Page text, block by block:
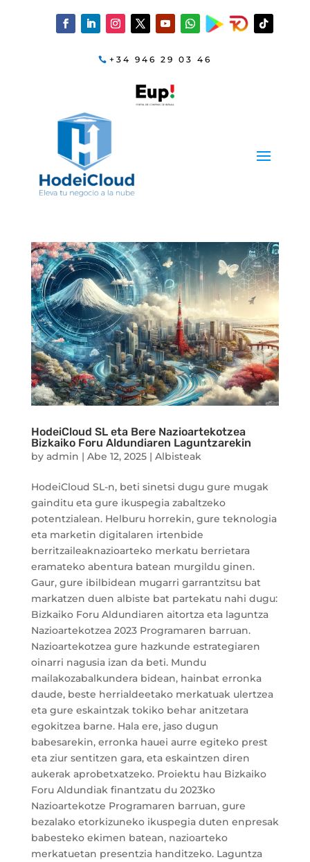
+34 946 29 03 46
HodeiCloud SL eta Bere Nazioartekotzea
Bizkaiko Foru Aldundiaren Laguntzarekin
by admin | Abe 12, 2025| Albisteak
HodeiCloud SL-n, beti sinetsi dugu gure mugak
gainditu eta gure ikuspegia zabaltzeko
potentzialean. Helburu horrekin, gure teknologia
eta marketin digitalaren irtenbide
berritzaileaknazioarteko merkatu berrietara
eramateko abentura batean murgildu ginen.
Gaur, gure ibilbidean mugarri garrantzitsu bat
markatzen duen albiste bat partekatu nahi dugu:
Bizkaiko Foru Aldundiaren aitortza eta laguntza
Nazioartekotzea 2023 Programaren barruan.
Nazioartekotzea gure hazkunde estrategiaren
oinarri nagusia izan da beti. Mundu
mailakozabalkundera bidean, hainbat erronka
daude, beste herrialdeetako merkatuak ulertzea
eta gure eskaintzak tokiko behar anitzetara
egokitzea barne. Hala ere, jaso dugun
babesarekin, erronka hauei aurre egiteko prest
eta ziur sentitzen gara, eta eskaintzen diren
aukerak aprobetxatzeko. Proiektu hau Bizkaiko
Foru Aldundiak finantzatu du 2023ko
Nazioartekotze Programaren barruan, gure
bezalako etorkizuneko ikuspegia duten enpresak
babesteko ekimen batean, nazioarteko
merkatuetan presentzia handitzeko. Laguntza